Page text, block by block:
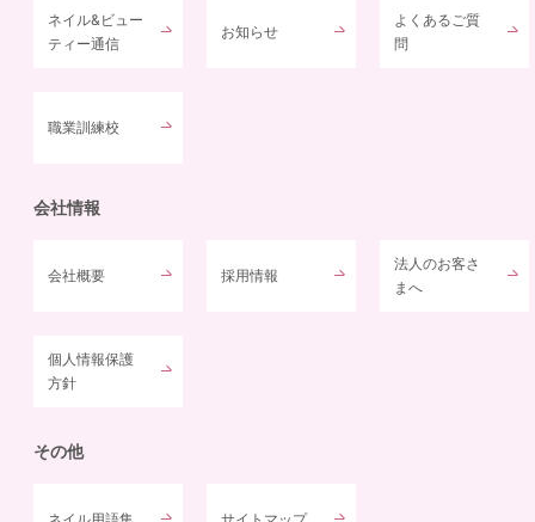
ネイル&ビュー
ティー通信
お知らせ
よくあるご質
問
職業訓練校
会社情報
会社概要 採用情報
法人のお客さ
まへ
個人情報保護
方針
その他